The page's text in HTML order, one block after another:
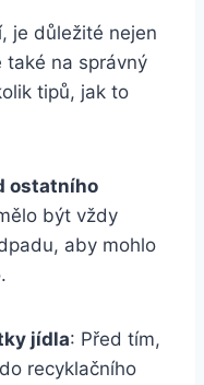
je důležité nejen
na správný
‍tipů, jak to
ostatního
být vždy
aby mohlo⁤
jídla: Před tím,
recyklačního